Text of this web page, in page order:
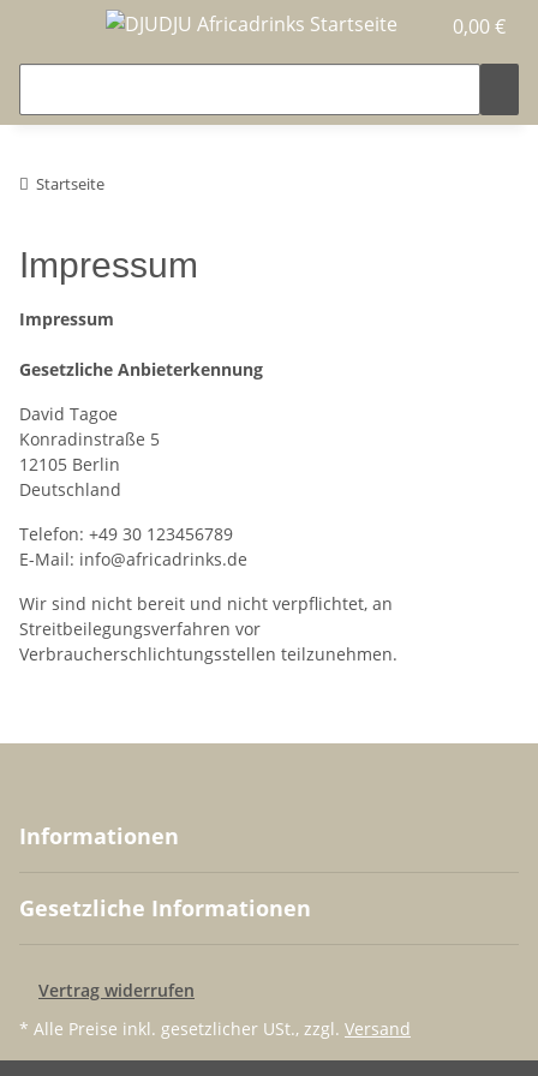
0,00 €
Startseite
Impressum
Impressum
Gesetzliche Anbieterkennung
David Tagoe
Konradinstraße 5
12105 Berlin
Deutschland
Telefon: +49 30 123456789
E-Mail: info@africadrinks.de
Wir sind nicht bereit und nicht verpflichtet, an
Streitbeilegungsverfahren vor
Verbraucherschlichtungsstellen teilzunehmen.
Informationen
Gesetzliche Informationen
Vertrag widerrufen
* Alle Preise inkl. gesetzlicher USt., zzgl. Versand